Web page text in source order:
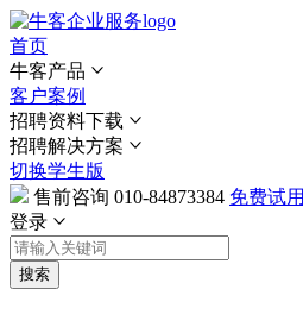
首页
牛客产品
客户案例
招聘资料下载
招聘解决方案
切换学生版
售前咨询 010-84873384 免费试用
登录
搜索